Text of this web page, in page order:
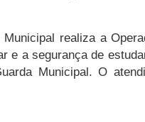
realiza a
e a segurança de
Municipal. O